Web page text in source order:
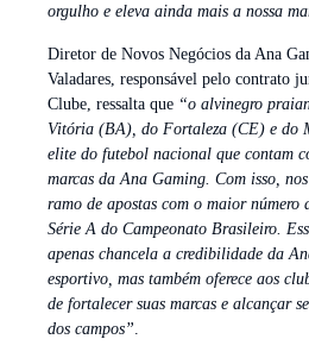
orgulho e eleva ainda mais a nossa
Diretor de Novos Negócios da Ana
Valadares, responsável pelo contrato
Clube, ressalta que “o alvinegro
Vitória (BA), do Fortaleza (CE) e do
elite do futebol nacional que contam
marcas da Ana Gaming. Com isso,
ramo de apostas com o maior número
Série A do Campeonato Brasileiro.
apenas chancela a credibilidade da
esportivo, mas também oferece aos
de fortalecer suas marcas e alcançar
dos campos”